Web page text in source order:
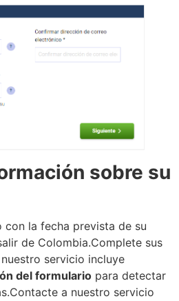
sobre su
la fecha prevista de su
de Colombia.Complete sus
servicio incluye
del formulario para detectar
a nuestro servicio